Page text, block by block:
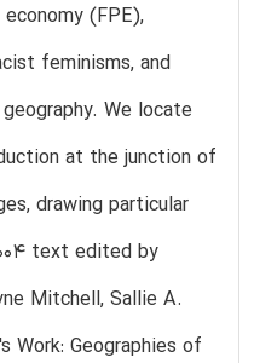
(FPE),
feminisms, and
We locate
at the junction of
drawing particular
text edited by
Mitchell, Sallie A.
Work: Geographies of